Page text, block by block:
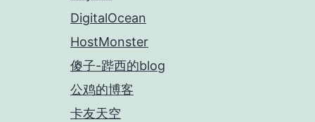
DigitalOcean
HostMonster
傻子-跸西的blog
公鸡的博客
卡友天空